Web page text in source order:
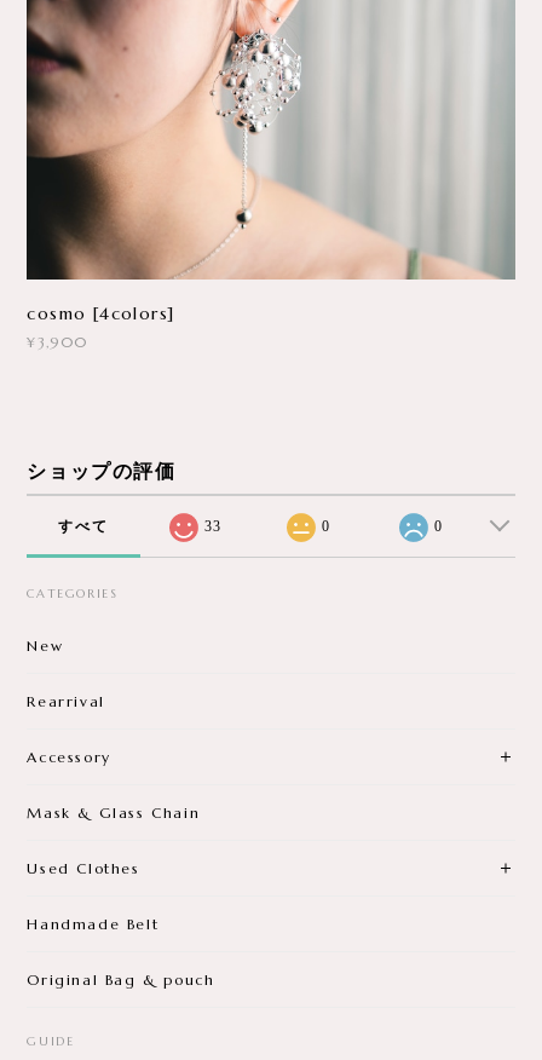
cosmo [4colors]
¥3,900
ショップの評価
すべて 33 0 0
CATEGORIES
New
Rearrival
Accessory
Mask & Glass Chain
Used Clothes
Handmade Belt
Original Bag & pouch
GUIDE